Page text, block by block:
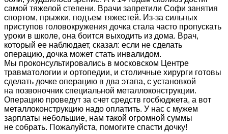
самой тяжелой степени. Врачи запретили Софи занятия
спортом, прыжки, подъем тяжестей. Из-за сильных
приступов головокружения дочка стала часто пропускать
уроки в школе, она боится выходить из дома. Врач,
который ее наблюдает, сказал: если не сделать
операцию, дочка может стать инвалидом.
Мы проконсультировались в московском Центре
травматологии и ортопедии, и столичные хирурги готовы
сделать дочке операцию в два этапа, с установкой
на позвоночник специальной металлоконструкции.
Операцию проведут за счет средств госбюджета, а вот
металлоконструкцию надо оплатить. У нас с мужем
зарплаты небольшие, нам такой огромной суммы
не собрать. Пожалуйста, помогите спасти дочку!